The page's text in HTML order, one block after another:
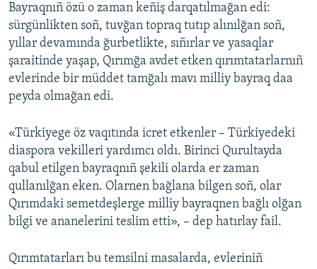
Bayraqnıñ özü o zaman keñiş darqatılmağan edi:
sürgünlikten soñ, tuvğan topraq tutıp alınılğan soñ,
yıllar devamında ğurbetlikte, sıñırlar ve yasaqlar
şaraitinde yaşap, Qırımğa avdet etken qırımtatarlarnıñ
evlerinde bir müddet tamğalı mavı milliy bayraq daa
peyda olmağan edi.
«Türkiyege öz vaqıtında icret etkenler – Türkiyedeki
diaspora vekilleri yardımcı oldı. Birinci Qurultayda
qabul etilgen bayraqnıñ şekili olarda er zaman
qullanılğan eken. Olarnen bağlana bilgen soñ, olar
Qırımdaki semetdeşlerge milliy bayraqnen bağlı olğan
bilgi ve ananelerini teslim etti», – dep hatırlay fail.
Qırımtatarları bu temsilni masalarda, evleriniñ